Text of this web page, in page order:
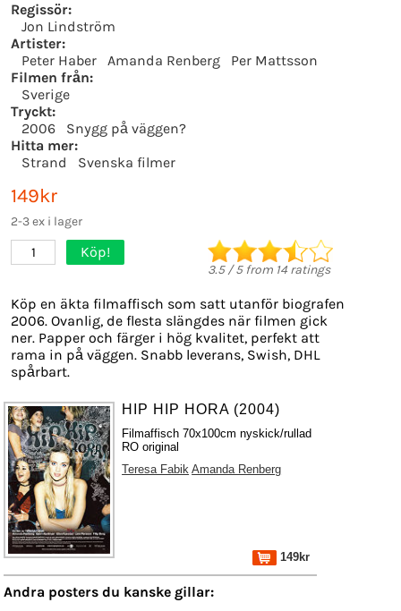
Regissör:
Jon Lindström
Artister:
Peter Haber
Amanda Renberg
Per Mattsson
Filmen från:
Sverige
Tryckt:
2006
Snygg på väggen?
Hitta mer:
Strand
Svenska filmer
149kr
2-3 ex i lager
1 Köp!
3.5/5from 14 ratings
Köp en äkta filmaffisch som satt utanför biografen
2006. Ovanlig, de flesta slängdes när filmen gick
ner. Papper och färger i hög kvalitet, perfekt att
rama in på väggen. Snabb leverans, Swish, DHL
spårbart.
HIP HIP HORA (2004)
Filmaffisch 70x100cm nyskick/rullad
RO original
Teresa Fabik Amanda Renberg
149kr
Andra posters du kanske gillar: